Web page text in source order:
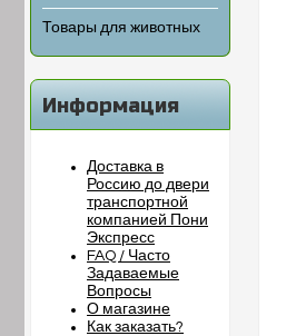
Товары для животных
Информация
Доставка в
Россию до двери
транспортной
компанией Пони
Экспресс
FAQ / Часто
Задаваемые
Вопросы
О магазине
Как заказать?